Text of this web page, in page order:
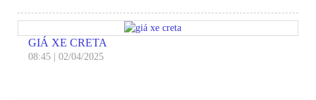
GIÁ XE CRETA
08:45 02/04/2025